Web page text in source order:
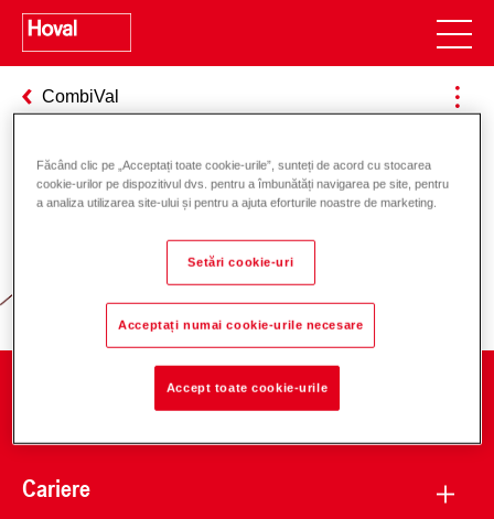
CombiVal
Responsabilitate pentru energie și
mediu
Cariere
Făcând clic pe „Acceptați toate cookie-urile”, sunteți de acord cu stocarea
cookie-urilor pe dispozitivul dvs. pentru a îmbunătăți navigarea pe site, pentru
a analiza utilizarea site-ului și pentru a ajuta eforturile noastre de marketing.
Setări cookie-uri
Acceptați numai cookie-urile necesare
Accept toate cookie-urile